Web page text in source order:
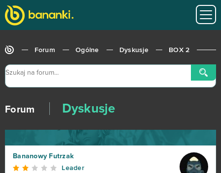
Forum Ogólne Dyskusje BOX 2
Forum Dyskusje
Bananowy Futrzak
Leader